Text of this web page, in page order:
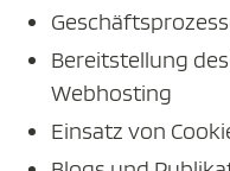
Bereitstellung
Webhosting
Einsatz von